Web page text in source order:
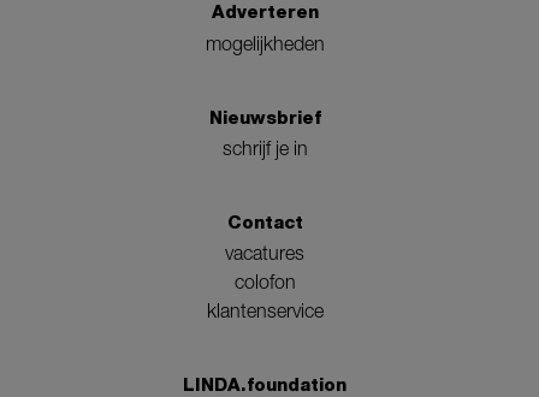
Adverteren
mogelijkheden
Nieuwsbrief
schrijf je in
Contact
vacatures
colofon
klantenservice
LINDA.foundation